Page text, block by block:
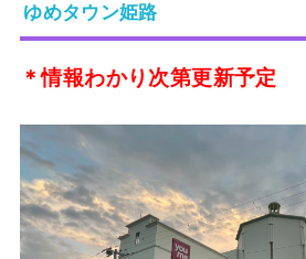
ゆめタウン姫路
＊情報わかり次第更新予定